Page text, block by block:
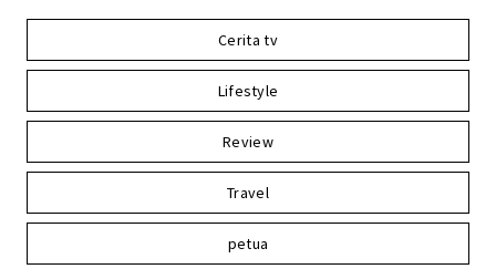
Cerita tv
Lifestyle
Review
Travel
petua